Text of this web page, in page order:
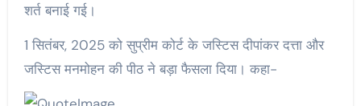
शर्त बनाई गई।
1 सितंबर, 2025 को सुप्रीम कोर्ट के जस्टिस दीपांकर दत्ता और
जस्टिस मनमोहन की पीठ ने बड़ा फैसला दिया। कहा-